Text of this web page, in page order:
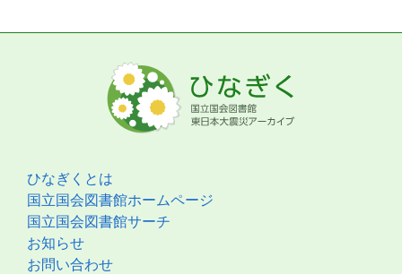
ひなぎくとは
国立国会図書館ホームページ
国立国会図書館サーチ
お知らせ
お問い合わせ